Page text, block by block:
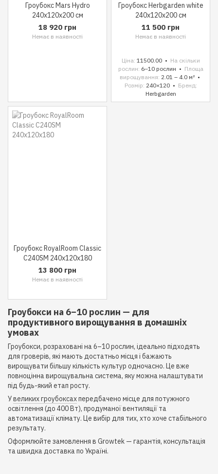
Гроубокс Mars Hydro
240x120x200 см
18 920 грн
Немає в наявності
Гроубокс Herbgarden white
240x120x200 см
11 500 грн
Немає в наявності
Ціна 11500.00
На скільки
рослин 6–10 рослин
Площа
вирощування 2.01 – 4.0 м²
Розмір 240×120
Бренд
Herbgarden
Гроубокс RoyalRoom Classic
C240SM 240x120x180
13 800 грн
Немає в наявності
Гроубокси на 6–10 рослин — для
продуктивного вирощування в домашніх
умовах
Гроубокси, розраховані на 6–10 рослин, ідеально підходять
для гроверів, які мають достатньо місця і бажають
вирощувати більшу кількість культур одночасно. Це вже
повноцінна вирощувальна система, яку можна налаштувати
під будь-який етап росту.
Увеликих гроубоксахпередбачено місце для потужного
освітлення (до 400 Вт), продуманої вентиляції та
автоматизації клімату. Це вибір для тих, хто хоче стабільного
результату.
Оформлюйте замовлення в Growtek — гарантія, консультація
та швидка доставка по Україні.